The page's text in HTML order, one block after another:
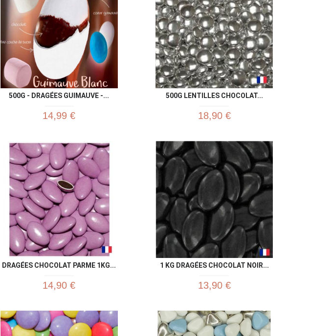
500G - DRAGÉES GUIMAUVE -...
14,99 €
500G LENTILLES CHOCOLAT...
18,90 €
Aperçu rapide
DRAGÉES CHOCOLAT PARME 1KG...
14,90 €
 Aperçu rapide
1 KG DRAGÉES CHOCOLAT NOIR...
13,90 €
 Aperçu rapide Aperçu rapide